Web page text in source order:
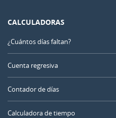
CALCULADORAS
¿Cuántos días faltan?
Cuenta regresiva
Contador de días
Calculadora de tiempo